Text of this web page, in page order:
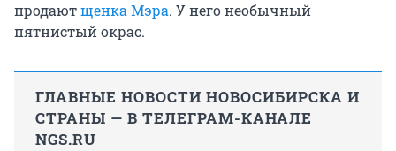
продаютщенка Мэра. У него необычный
пятнистый окрас.
ГЛАВНЫЕ НОВОСТИ НОВОСИБИРСКА И
СТРАНЫ — В ТЕЛЕГРАМ-КАНАЛЕ
NGS.RU